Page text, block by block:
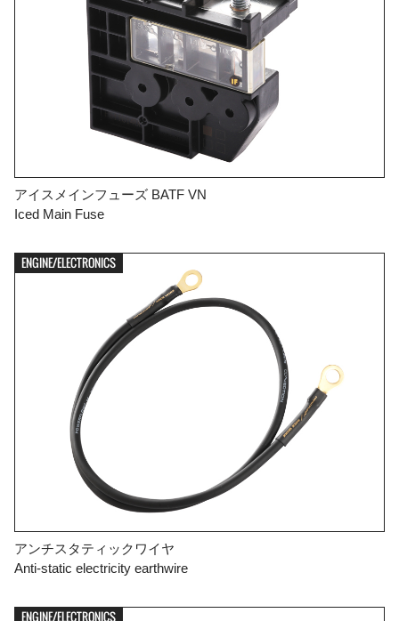
アイスメインフューズ BATF VN
Iced Main Fuse
ENGINE/ELECTRONICS
アンチスタティックワイヤ
Anti-static electricity earthwire
ENGINE/ELECTRONICS